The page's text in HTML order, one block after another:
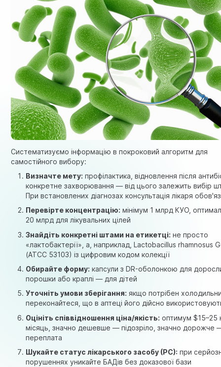
Систематизуємо інформацію в покроковий алгоритм для
самостійного вибору:
Визначте мету: профілактика, відновлення після
конкретне захворювання — від цього залежить вибір
При встановлених діагнозах консультація лікаря
Перевірте концентрацію: мінімум 1 млрд КУО,
20 млрд для лікувальних цілей
Знайдіть конкретні штами на етикетці: не просто
«лактобактерії», а, наприклад, Lactobacillus rhamnosus
(ATCC 53103) із цифровим кодом колекції
Обирайте форму: капсули з DR-оболонкою для
порошки або краплі — для дітей
Уточніть умови зберігання: якщо потрібен
переконайтеся, що в аптеці його дійсно
Оцініть співвідношення ціна/якість: оптимум $15–25
місяць, значно дешевше — підозріло, значно дорожче
переплата
Шукайте статус лікарського засобу (РС): при
порушеннях уникайте БАДів без доказової бази